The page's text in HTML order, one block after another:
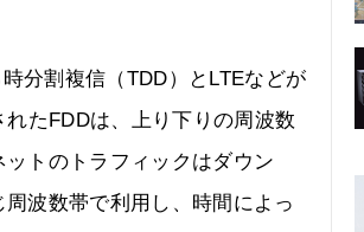
分割複信（TDD）とLTEなどが
たFDDは、上り下りの周波数
トのトラフィックはダウン
波数帯で利用し、時間によっ